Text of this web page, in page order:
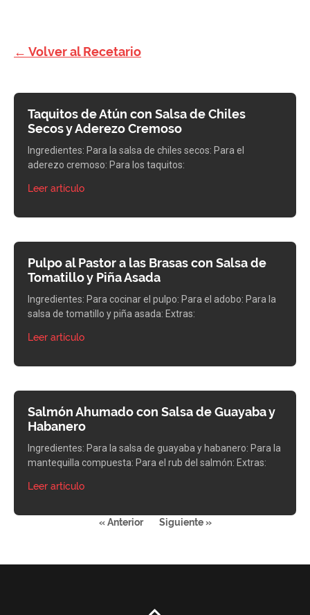
← Volver al Recetario
Taquitos de Atún con Salsa de Chiles
Secos y Aderezo Cremoso
Ingredientes: Para la salsa de chiles secos: Para el
aderezo cremoso: Para los taquitos:
Leer artículo
Pulpo al Pastor a las Brasas con Salsa de
Tomatillo y Piña Asada
Ingredientes: Para cocinar el pulpo: Para el adobo: Para la
salsa de tomatillo y piña asada: Extras:
Leer artículo
Salmón Ahumado con Salsa de Guayaba y
Habanero
Ingredientes: Para la salsa de guayaba y habanero: Para la
mantequilla compuesta: Para el rub del salmón: Extras:
Leer artículo
« Anterior Siguiente »